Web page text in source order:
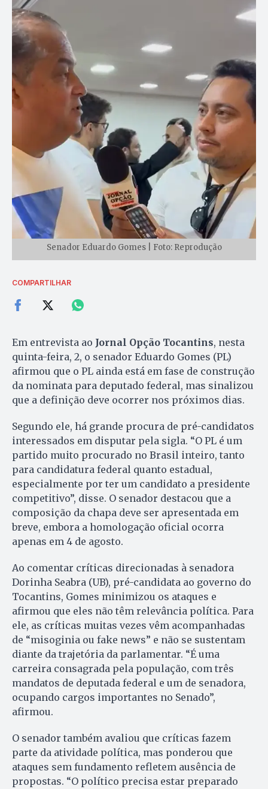
Senador Eduardo Gomes | Foto: Reprodução
COMPARTILHAR
Em entrevista ao Jornal Opção Tocantins, nesta
quinta-feira, 2, o senador Eduardo Gomes (PL)
afirmou que o PL ainda está em fase de construção
da nominata para deputado federal, mas sinalizou
que a definição deve ocorrer nos próximos dias.
Segundo ele, há grande procura de pré-candidatos
interessados em disputar pela sigla. “O PL é um
partido muito procurado no Brasil inteiro, tanto
para candidatura federal quanto estadual,
especialmente por ter um candidato a presidente
competitivo”, disse. O senador destacou que a
composição da chapa deve ser apresentada em
breve, embora a homologação oficial ocorra
apenas em 4 de agosto.
Ao comentar críticas direcionadas à senadora
Dorinha Seabra (UB), pré-candidata ao governo do
Tocantins, Gomes minimizou os ataques e
afirmou que eles não têm relevância política. Para
ele, as críticas muitas vezes vêm acompanhadas
de “misoginia ou fake news” e não se sustentam
diante da trajetória da parlamentar. “É uma
carreira consagrada pela população, com três
mandatos de deputada federal e um de senadora,
ocupando cargos importantes no Senado”,
afirmou.
O senador também avaliou que críticas fazem
parte da atividade política, mas ponderou que
ataques sem fundamento refletem ausência de
propostas. “O político precisa estar preparado